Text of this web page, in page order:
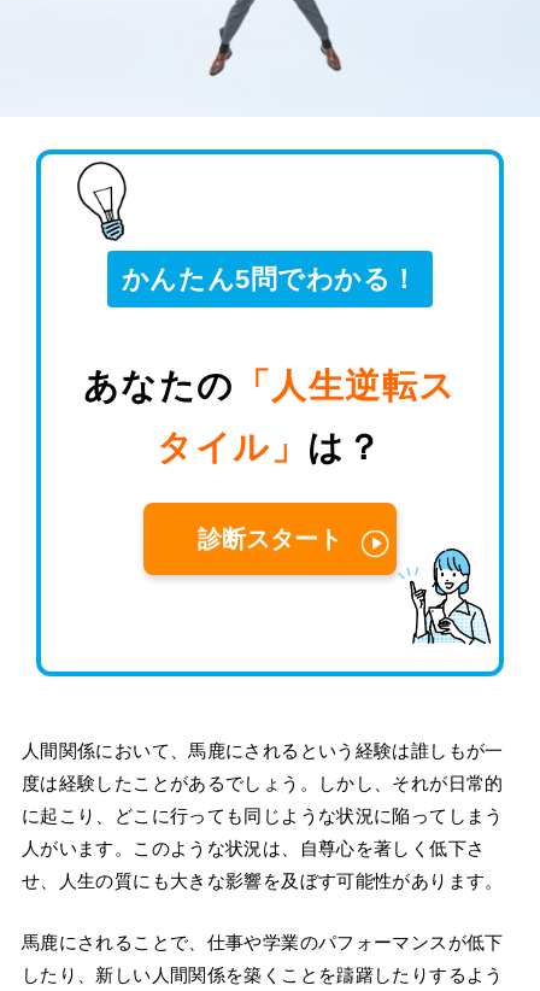
かんたん5問でわかる！
あなたの 「人生逆転ス
タイル」 は？
診断スタート
人間関係において、馬鹿にされるという経験は誰しもが一
度は経験したことがあるでしょう。しかし、それが日常的
に起こり、どこに行っても同じような状況に陥ってしまう
人がいます。このような状況は、自尊心を著しく低下さ
せ、人生の質にも大きな影響を及ぼす可能性があります。
馬鹿にされることで、仕事や学業のパフォーマンスが低下
したり、新しい人間関係を築くことを躊躇したりするよう